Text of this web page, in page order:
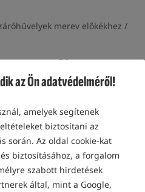
az Ön adatvédelméről!
amelyek segítenek
biztosítani az
során. Az oldal cookie-kat
biztosításához, a forgalom
szabott hirdetések
által, mint a Google,
merev előkékhez /
5,0
70 emberek vásárolta ezt a terméket